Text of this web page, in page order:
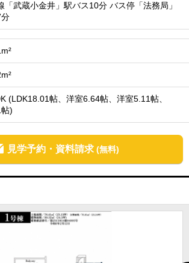
「武蔵小金井」駅バス10分 バス停「法務局」
(LDK18.01帖、洋室6.64帖、洋室5.11帖、
)
見学予約・資料請求 (無料)